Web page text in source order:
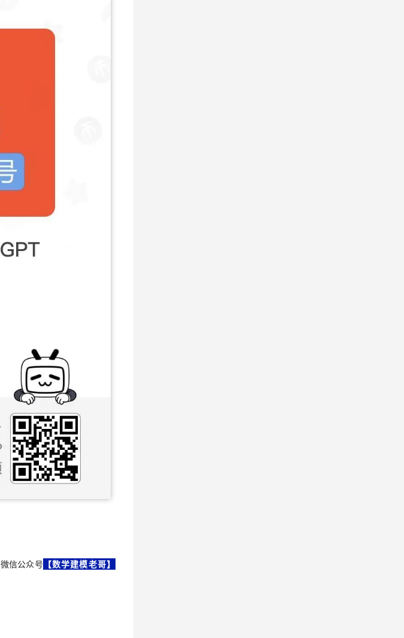
微信公众号 【数学建模老哥】